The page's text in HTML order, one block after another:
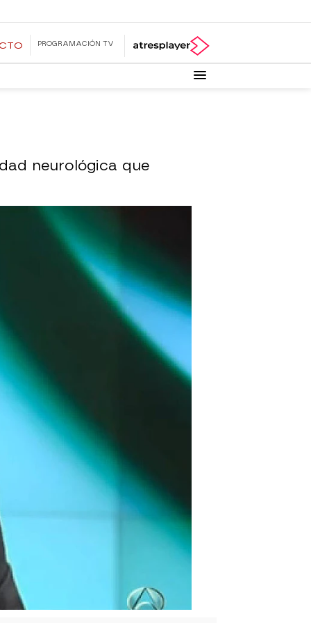
PROGRAMACIÓN TV
neurológica que